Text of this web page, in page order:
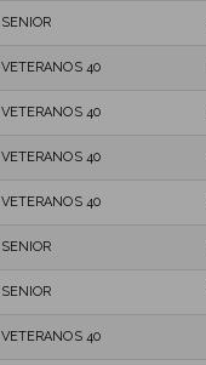
SENIOR
VETERANOS 40
VETERANOS 40
VETERANOS 40
VETERANOS 40
SENIOR
SENIOR
VETERANOS 40